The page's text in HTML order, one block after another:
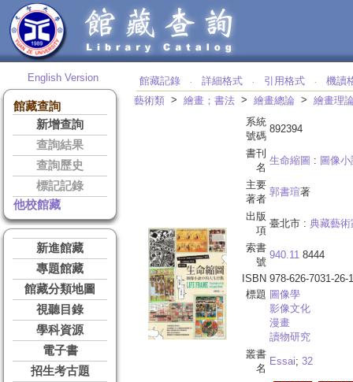
English Version
館藏查詢
新增查詢
查詢結果
查詢歷史
標記記錄
他校館藏
新進館藏
專題館藏
館藏分類地圖
視聽目錄
學科資源
電子書
招生考古題
館藏記錄 ‧ 詳細格式 ‧ 引用格式 ‧
機讀
藝術類 > 繪畫；書法 > 繪畫總論 > 繪畫理
系統
號碼
892394
書刊
名
生命縮圖 : 圖像
主要
著者
郭書瑄著
出版
項
臺北市 : 典藏藝術
索書
號
940.11 8444
ISBN 978-626-7031-26-1
標題 圖像學
影像文化
漫畫
讀物研究
叢書
名
Essai; 32